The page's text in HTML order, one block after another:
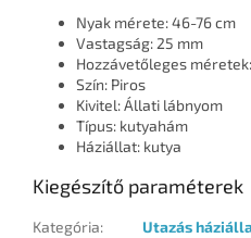
Nyak mérete: 46-76 cm
Vastagság: 25 mm
Hozzávetőleges
Szín: Piros
Kivitel: Állati lábnyom
Típus: kutyahám
Háziállat: kutya
Kiegészítő paraméterek
Kategória:
Utazás